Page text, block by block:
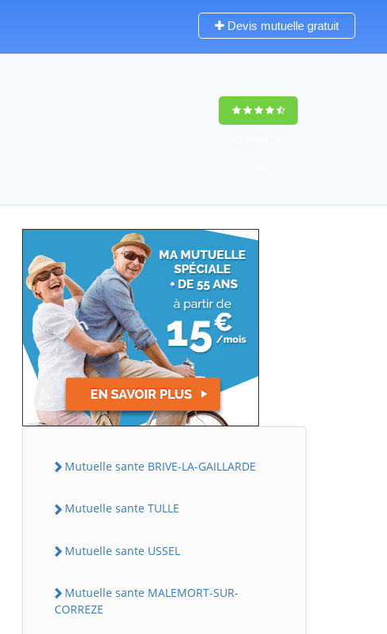
Devis mutuelle gratuit
Mutuelle sante BRIVE-LA-GAILLARDE
Mutuelle sante TULLE
Mutuelle sante USSEL
Mutuelle sante MALEMORT-SUR-
CORREZE